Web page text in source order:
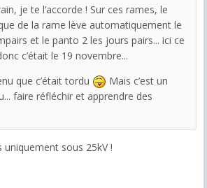
je te l’accorde ! Sur ces rames, le
de la rame lève automatiquement le
et le panto 2 les jours pairs... ici ce
c’était le 19 novembre...
que c’était tordu
Mais c’est un
faire réfléchir et apprendre des
uniquement sous 25kV !